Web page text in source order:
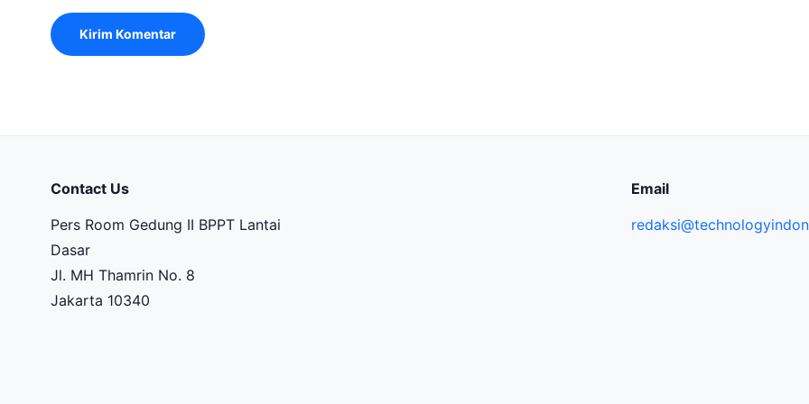
Contact Us
Pers Room Gedung II BPPT Lantai
Dasar
Jl. MH Thamrin No. 8
Jakarta 10340
Email